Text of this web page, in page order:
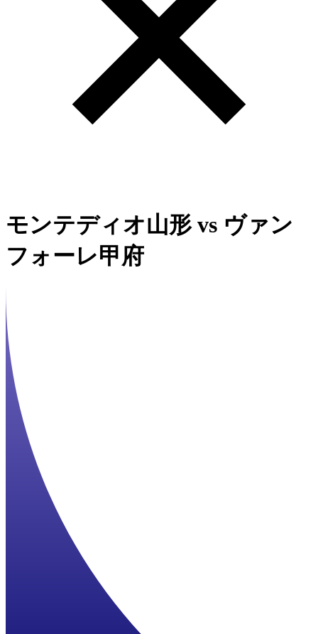
モンテディオ山形vs ヴァン
フォーレ甲府